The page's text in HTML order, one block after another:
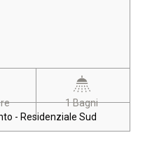
1 Bagni
- Residenziale Sud